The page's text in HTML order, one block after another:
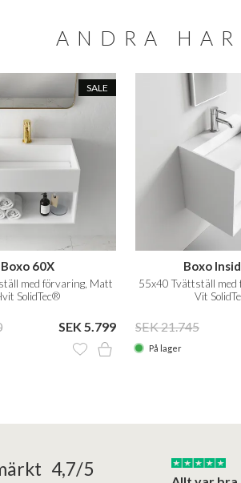
ANDRA
SALE
Boxo 60X
med förvaring, Matt
SolidTec®
SEK 5.799
Boxo
55x40 Tvättställ
Vit
SEK 21.745
På lager
4,7/530/03/2025